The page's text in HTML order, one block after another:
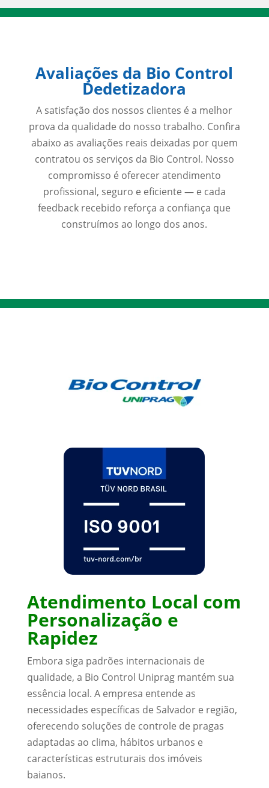
Avaliações da Bio Control
Dedetizadora
A satisfação dos nossos clientes é a melhor
prova da qualidade do nosso trabalho. Confira
abaixo as avaliações reais deixadas por quem
contratou os serviços da Bio Control. Nosso
compromisso é oferecer atendimento
profissional, seguro e eficiente — e cada
feedback recebido reforça a confiança que
construímos ao longo dos anos.
Atendimento Local com
Personalização e
Rapidez
Embora siga padrões internacionais de
qualidade, a Bio Control Uniprag mantém sua
essência local. A empresa entende as
necessidades específicas de Salvador e região,
oferecendo soluções de controle de pragas
adaptadas ao clima, hábitos urbanos e
características estruturais dos imóveis
baianos.